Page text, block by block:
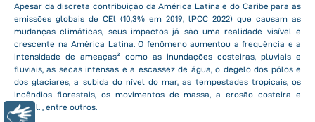
Apesar da discreta contribuição da América Latina e do Caribe para as
emissões globais de CEl (10,3% em 2019, lPCC 2022) que causam as
mudanças climáticas, seus impactos já são uma realidade visível e
crescente na América Latina. O fenômeno aumentou a frequência e a
intensidade de ameaças² como as inundações costeiras, pluviais e
fluviais, as secas intensas e a escassez de água, o degelo dos pólos e
dos glaciares, a subida do nível do mar, as tempestades tropicais, os
incêndios florestais, os movimentos de massa, a erosão costeira e
fluvial. , entre outros.